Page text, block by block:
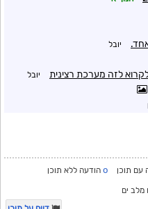
יובל
לקרוא לזה מערכת רצינית יובל
עם תוכן o הודעה ללא תוכן
מלב ים